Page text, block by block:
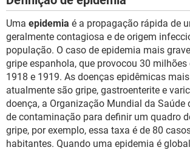
SEXUALIDADE
GLOSSÁRIO
Uma epidemia é a propagação rápida de
geralmente contagiosa e de origem
população. O caso de epidemia mais
gripe espanhola, que provocou 30 milhões
1918 e 1919. As doenças epidêmicas
atualmente são gripe, gastroenterite e
doença, a Organização Mundial da
de contaminação para definir um quadro
gripe, por exemplo, essa taxa é de 80
habitantes. Quando uma epidemia é